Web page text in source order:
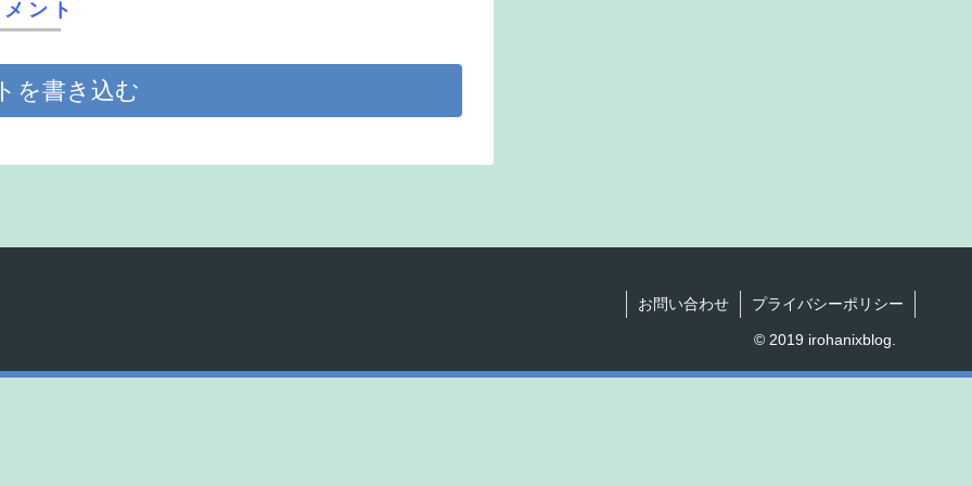
ント
を書き込む
お問い合わせ プライバシーポリシー
© 2019 irohanixblog.